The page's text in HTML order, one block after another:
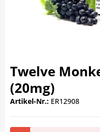
Twelve
(20mg)
Artikel-Nr.: ER12908